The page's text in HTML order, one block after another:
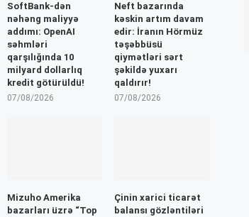
SoftBank-dən
nəhəng maliyyə
addımı: OpenAI
səhmləri
qarşılığında 10
milyard dollarlıq
kredit götürüldü!
07/08/2026
Neft bazarında
kəskin artım davam
edir: İranın Hörmüz
təşəbbüsü
qiymətləri sərt
şəkildə yuxarı
qaldırır!
07/08/2026
Mizuho Amerika
bazarları üzrə “Top
Çinin xarici ticarət
balansı gözləntiləri